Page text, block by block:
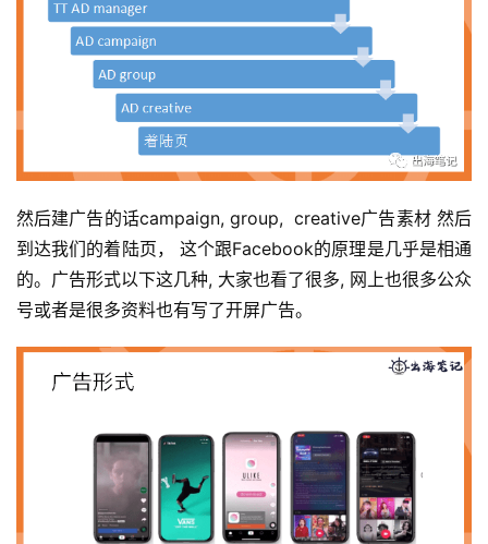
然后建广告的话campaign, group,  creative广告素材 然后
到达我们的着陆页， 这个跟Facebook的原理是几乎是相通
的。广告形式以下这几种, 大家也看了很多, 网上也很多公众
号或者是很多资料也有写了开屏广告。